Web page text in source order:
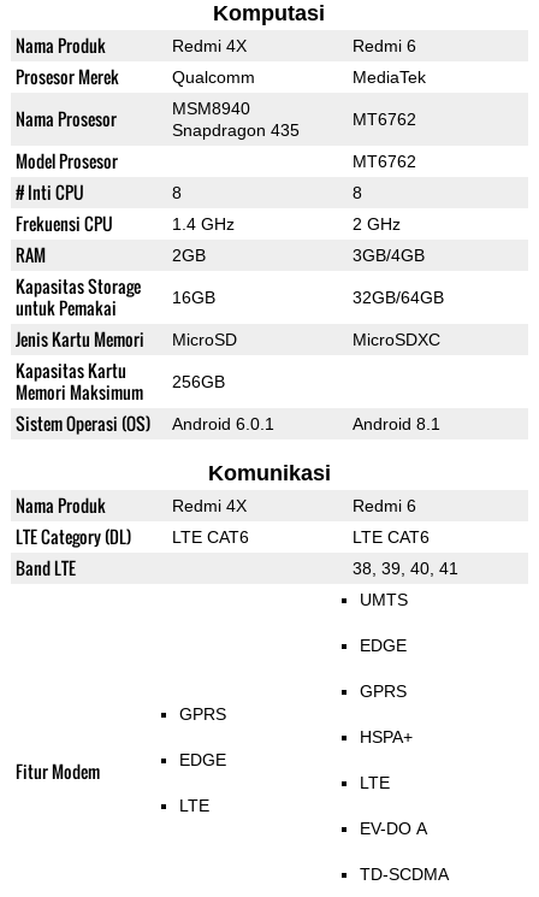
Komputasi
Nama Produk Redmi 4X Redmi 6
Prosesor Merek Qualcomm MediaTek
Nama Prosesor
MSM8940
Snapdragon 435
MT6762
Model Prosesor MT6762
# Inti CPU 8 8
Frekuensi CPU 1.4 GHz 2 GHz
RAM 2GB 3GB/4GB
Kapasitas Storage
untuk Pemakai
16GB 32GB/64GB
Jenis Kartu Memori MicroSD MicroSDXC
Kapasitas Kartu
Memori Maksimum
256GB
Sistem Operasi (OS) Android 6.0.1 Android 8.1
Komunikasi
Nama Produk Redmi 4X Redmi 6
LTE Category (DL) LTE CAT6 LTE CAT6
Band LTE 38, 39, 40, 41
Fitur Modem
GPRS
EDGE
LTE
UMTS
EDGE
GPRS
HSPA+
LTE
EV-DO A
TD-SCDMA